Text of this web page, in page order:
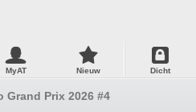
MyAT Nieuw Dicht
Grand Prix 2026 #4